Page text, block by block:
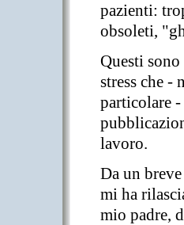
pazienti:
obsoleti,
Questi
stress che
particolare
lavoro.
Da un
mi ha
mio padre,